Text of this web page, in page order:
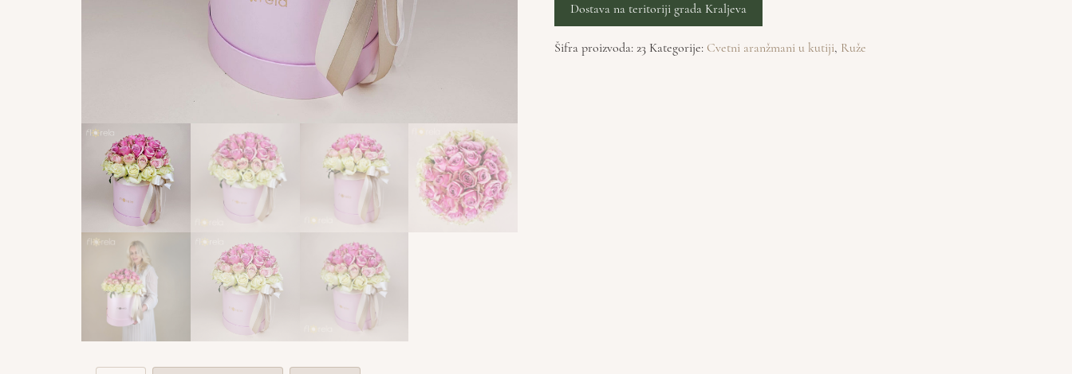
Dostava na teritoriji grada Kraljeva
Šifra proizvoda: 23 Kategorije: Cvetni aranžmani u kutiji, Ruže